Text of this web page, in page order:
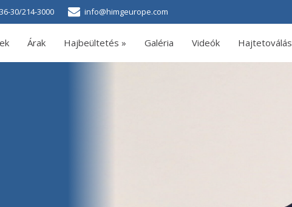
30/214-3000 info@himgeurope.com
Árak Hajbeültetés » Galéria Videók Hajtetoválás